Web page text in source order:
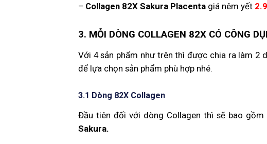
– Collagen 82X Sakura Placenta giá nêm yết
3. MỖI DÒNG COLLAGEN 82X CÓ CÔNG
Với 4 sản phẩm như trên thì được chia ra làm 2
để lựa chọn sản phẩm phù hợp nhé.
3.1 Dòng 82X Collagen
Đầu tiên đối với dòng Collagen thì sẽ bao gồm
Sakura.